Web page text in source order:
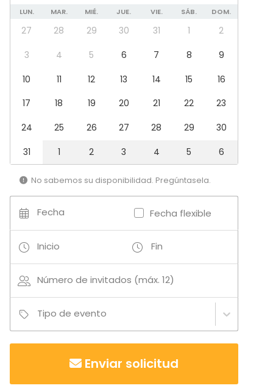
Boda
Cena / Comida
Conferencia / Formación
Fiesta infantil
Celebración familiar
Espacio multiuso
Sala de reuniones
Más información sobre servicios e instalaciones
Además, le proporcionamos todos los servicios
complementarios que pueda necesitar para la
medios técnicos y atención personalizada.
LUN. MAR. MIÉ. JUE. VIE. SÁB. DOM.
27 28 29 30 31 1
2
3
4 5 6 7 8
9
10
11 12 13 14 15
16
17
18 19 20 21 22
23
24
25 26 27 28 29
30
31
1 2 3 4 5 6
No sabemos su disponibilidad. Pregúntasela.
Fecha Fecha flexible
Inicio Fin
Número de invitados (máx. 12)
Tipo de evento
Enviar solicitud